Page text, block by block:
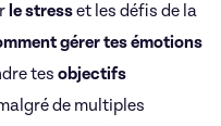
le stresset les défis de la
gérer tes émotions
tes objectifs
de multiples